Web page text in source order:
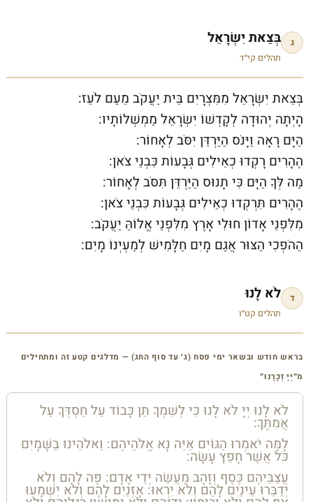
ג בְּצֵאת יִשְׂרָאֵל
תהלים קי״ד
בְּצֵאת יִשְׂרָאֵל מִמִּצְרָיִם בֵּית יַעֲקֹב מֵעַם לֹעֵז:
הָיְתָה יְהוּדָה לְקָדְשׁוֹ יִשְׂרָאֵל מַמְשְׁלוֹתָיו:
הַיָּם רָאָה וַיָּנֹס הַיַּרְדֵּן יִסֹּב לְאָחוֹר:
הֶהָרִים רָקְדוּ כְאֵילִים גְּבָעוֹת כִּבְנֵי צֹאן:
מַה לְּךָ הַיָּם כִּי תָנוּס הַיַּרְדֵּן תִּסֹּב לְאָחוֹר:
הֶהָרִים תִּרְקְדוּ כְאֵילִים גְּבָעוֹת כִּבְנֵי צֹאן:
מִלִּפְנֵי אָדוֹן חוּלִי אָרֶץ מִלִּפְנֵי אֱלוֹהַּ יַעֲקֹב:
הַהֹפְכִי הַצּוּר אֲגַם מָיִם חַלָּמִישׁ לְמַעְיְנוֹ מָיִם:
ד לֹא לָנוּ
תהלים קט״ו
בראש חודש ובשאר ימי פסח (ג׳ עד סוף החג) — מדלגים קטע זה ומתחילים
מ״יְיָ זְכָרָנוּ״
לֹא לָנוּ יְיָ לֹא לָנוּ כִּי לְשִׁמְךָ תֵּן כָּבוֹד עַל חַסְדְּךָ עַל
אֲמִתֶּךָ:
לָמָּה יֹאמְרוּ הַגּוֹיִם אַיֵּה נָא אֱלֹהֵיהֶם: וֵאלֹהֵינוּ בַשָּׁמָיִם
כֹּל אֲשֶׁר חָפֵץ עָשָׂה:
עֲצַבֵּיהֶם כֶּסֶף וְזָהָב מַעֲשֵׂה יְדֵי אָדָם: פֶּה לָהֶם וְלֹא
יְדַבֵּרוּ עֵינַיִם לָהֶם וְלֹא יִרְאוּ: אָזְנַיִם לָהֶם וְלֹא יִשְׁמָעוּ